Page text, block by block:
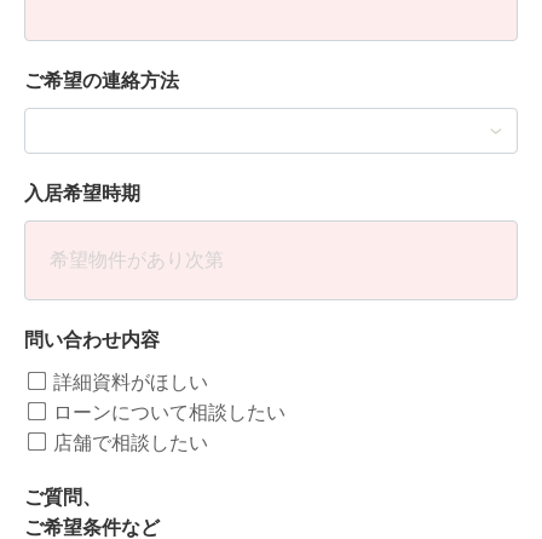
ご希望の連絡方法
入居希望時期
問い合わせ内容
詳細資料がほしい
ローンについて相談したい
店舗で相談したい
ご質問、
ご希望条件など